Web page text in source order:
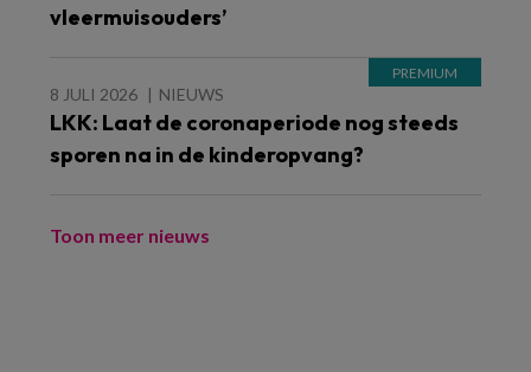
vleermuisouders’
8 JULI 2026 NIEUWS
LKK: Laat de coronaperiode nog steeds
sporen na in de kinderopvang?
Toon meer nieuws